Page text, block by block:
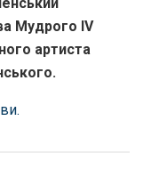
Мудрого IV
артиста